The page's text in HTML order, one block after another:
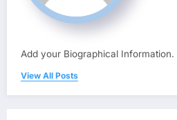
Add your Biographical Information.
View All Posts